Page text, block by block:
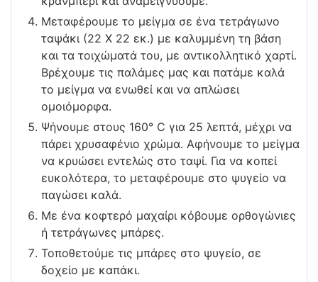
Μεταφέρουμε το μείγμα σε ένα τετράγωνο
ταψάκι (22 Χ 22 εκ.) με καλυμμένη τη βάση
και τα τοιχώματά του, με αντικολλητικό χαρτί.
Βρέχουμε τις παλάμες μας και πατάμε καλά
το μείγμα να ενωθεί και να απλώσει
ομοιόμορφα.
Ψήνουμε στους 160° C για 25 λεπτά, μέχρι να
πάρει χρυσαφένιο χρώμα. Αφήνουμε το μείγμα
να κρυώσει εντελώς στο ταψί. Για να κοπεί
ευκολότερα, το μεταφέρουμε στο ψυγείο να
παγώσει καλά.
Με ένα κοφτερό μαχαίρι κόβουμε ορθογώνιες
ή τετράγωνες μπάρες.
Τοποθετούμε τις μπάρες στο ψυγείο, σε
δοχείο με καπάκι.